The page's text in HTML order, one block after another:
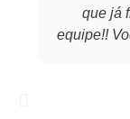
que já
equipe!!